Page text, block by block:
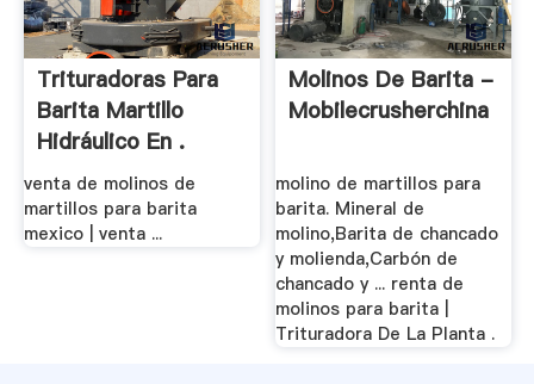
Trituradoras Para
Barita Martillo
Hidráulico En .
venta de molinos de
martillos para barita
mexico | venta ...
Molinos De Barita -
Mobilecrusherchina
molino de martillos para
barita. Mineral de
molino,Barita de chancado
y molienda,Carbón de
chancado y ... renta de
molinos para barita |
Trituradora De La Planta .